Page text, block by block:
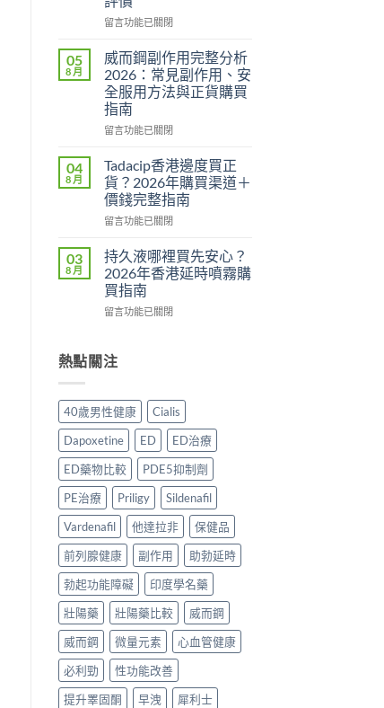
用
量
整
教
學：
幾
時
食？
多？
正
確
食
一
次
講
清
楚〉
在
馬
糖
Hamer
效
果
真
有
用
還
是
心
作
用？
2026
香
港
實
價〉
中
留言功能已關閉
05
8 月
威而鋼副作用完整分析
2026：常見副作用、安
全服用方法與正貨購買
指南
在
而
鋼
副
作
用
整
分
析
2026：
常
作
全
服
用
方
法
與
貨
購
買
指
南〉
中
留言功能已關閉
04
8 月
Tadacip香港邊度買正
貨？2026年購買渠道＋
價錢完整指南
在
香
港
邊
度
買
2026
買
渠
道
＋
價
錢
整
指
南〉
中
留言功能已關閉
03
8 月
持久液哪裡買先安心？
2026年香港延時噴霧購
買指南
在
液
哪
買
先
安
心？
2026
年
港
延
時
噴
霧
購
買
南〉
留言功能已關閉
熱點關注
40歲男性健康
Cialis
Dapoxetine
ED
ED治療
ED藥物比較
PDE5抑制劑
PE治療
Priligy
Sildenafil
Vardenafil
他達拉非
保健品
前列腺健康
副作用
助勃延時
勃起功能障礙
印度學名藥
壯陽藥
壯陽藥比較
威而鋼
威而鋼
微量元素
心血管健康
必利勁
性功能改善
提升睪固酮
早洩
犀利士